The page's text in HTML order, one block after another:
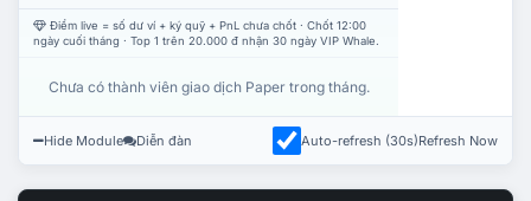
Điểm live = số dư ví + ký quỹ + PnL chưa chốt · Chốt 12:00
ngày cuối tháng · Top 1 trên 20.000 đ nhận 30 ngày VIP Whale.
Chưa có thành viên giao dịch Paper trong tháng.
Hide Module Diễn đàn Auto-refresh (30s)Refresh Now